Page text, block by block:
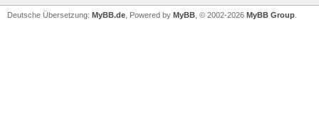
Deutsche Übersetzung: MyBB.de , Powered by MyBB , © 2002-2026 MyBB Group